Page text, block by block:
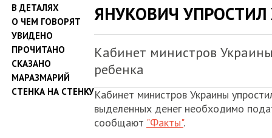
В ДЕТАЛЯХ
О ЧЕМ ГОВОРЯТ
УВИДЕНО
ПРОЧИТАНО
СКАЗАНО
МАРАЗМАРИЙ
СТЕНКА НА СТЕНКУ
ЯНУКОВИЧ
Кабинет министров
ребенка
Кабинет министров Украины
выделенных денег необходимо
сообщают "Факты".